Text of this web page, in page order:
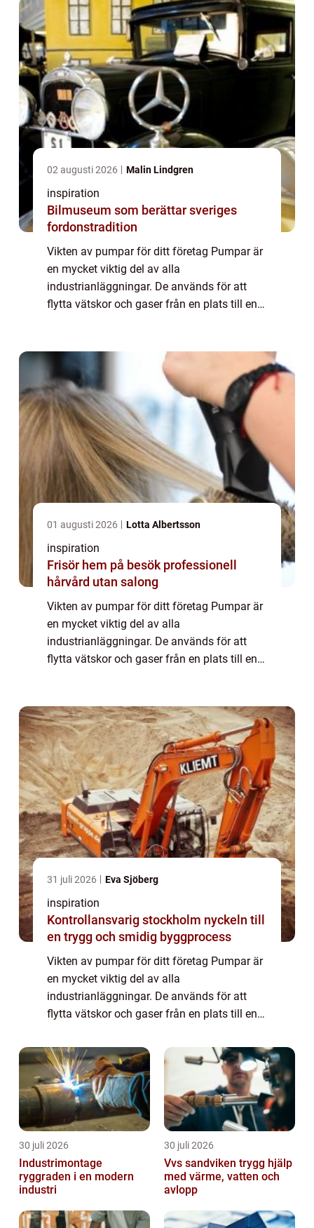
02 augusti 2026 Malin Lindgren
inspiration
Bilmuseum som berättar sveriges
fordonstradition
Vikten av pumpar för ditt företag Pumpar är
en mycket viktig del av alla
industrianläggningar. De används för att
flytta vätskor och gaser från en plats till en
kommer vi att...
01 augusti 2026 Lotta Albertsson
inspiration
Frisör hem på besök professionell
hårvård utan salong
Vikten av pumpar för ditt företag Pumpar är
en mycket viktig del av alla
industrianläggningar. De används för att
flytta vätskor och gaser från en plats till en
kommer vi att...
31 juli 2026 Eva Sjöberg
inspiration
Kontrollansvarig stockholm nyckeln till
en trygg och smidig byggprocess
Vikten av pumpar för ditt företag Pumpar är
en mycket viktig del av alla
industrianläggningar. De används för att
flytta vätskor och gaser från en plats till en
storlekar och former. I den här guiden
kommer vi att...
30 juli 2026
Industrimontage
ryggraden i en modern
industri
30 juli 2026
Vvs sandviken trygg hjälp
med värme, vatten och
avlopp